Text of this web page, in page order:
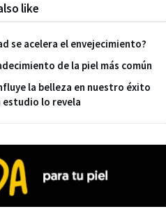
like
se acelera el envejecimiento?
de la piel más común
la belleza en nuestro éxito
estudio lo revela